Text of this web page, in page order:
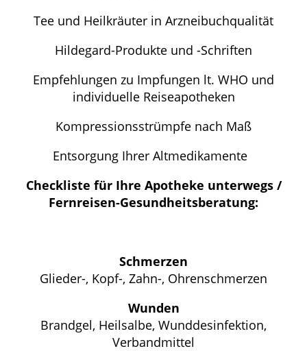
Tee und Heilkräuter in Arzneibuchqualität
Hildegard-Produkte und -Schriften
Empfehlungen zu Impfungen lt. WHO und
individuelle Reiseapotheken
Kompressionsstrümpfe nach Maß
Entsorgung Ihrer Altmedikamente
Checkliste für Ihre Apotheke unterwegs /
Fernreisen-Gesundheitsberatung:
Schmerzen
Glieder-, Kopf-, Zahn-, Ohrenschmerzen
Wunden
Brandgel, Heilsalbe, Wunddesinfektion,
Verbandmittel